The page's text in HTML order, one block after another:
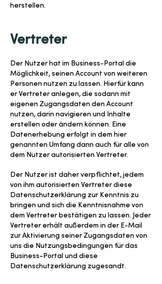
herstellen.
Vertreter
Der Nutzer hat im Business-Portal die
Möglichkeit, seinen Account von weiteren
Personen nutzen zu lassen. Hierfür kann
er Vertreter anlegen, die sodann mit
eigenen Zugangsdaten den Account
nutzen, darin navigieren und Inhalte
erstellen oder ändern können. Eine
Datenerhebung erfolgt in dem hier
genannten Umfang dann auch für alle von
dem Nutzer autorisierten Vertreter.
Der Nutzer ist daher verpflichtet, jedem
von ihm autorisierten Vertreter diese
Datenschutzerklärung zur Kenntnis zu
bringen und sich die Kenntnisnahme von
dem Vertreter bestätigen zu lassen. Jeder
Vertreter erhält außerdem in der E-Mail
zur Aktivierung seiner Zugangsdaten von
uns die Nutzungsbedingungen für das
Business-Portal und diese
Datenschutzerklärung zugesandt.